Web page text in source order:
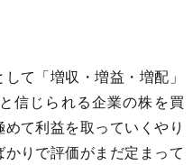
て「増収・増益・増配」
信じられる企業の株を買
て利益を取っていくやり
りで評価がまだ定まって